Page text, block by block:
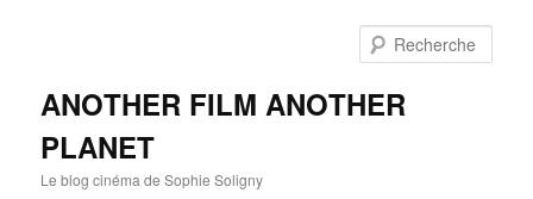
ANOTHER FILM ANOTHER
PLANET
Le blog cinéma de Sophie Soligny